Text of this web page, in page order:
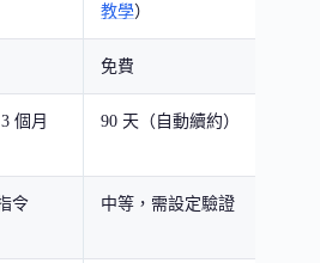
教學）
免費
個月 90 天（自動續約）
令 中等，需設定驗證